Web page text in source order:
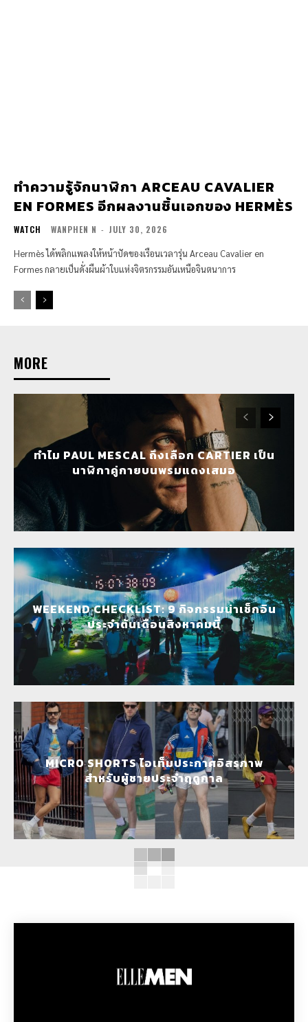
ทำความรู้จักนาฬิกา ARCEAU CAVALIER
EN FORMES อีกผลงานชิ้นเอกของ HERMÈS
WATCH WANPHEN N - JULY 30, 2026
Hermès ได้พลิกแพลงให้หน้าปัดของเรือนเวลารุ่น Arceau Cavalier en
Formes กลายเป็นดั่งผืนผ้าใบแห่งจิตรกรรมอันเหนือจินตนาการ
MORE
ทำไม PAUL MESCAL ถึงเลือก CARTIER เป็น
นาฬิกาคู่กายบนพรมแดงเสมอ
WEEKEND CHECKLIST: 9 กิจกรรมน่าเช็กอิน
ประจำต้นเดือนสิงหาคมนี้
MICRO SHORTS ไอเท็มประกาศอิสรภาพ
สำหรับผู้ชายประจำฤดูกาล